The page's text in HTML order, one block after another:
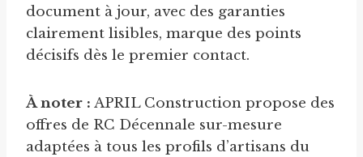
document à jour, avec des garanties
clairement lisibles, marque des points
décisifs dès le premier contact.
À noter : APRIL Construction propose des
offres de RC Décennale sur-mesure
adaptées à tous les profils d’artisans du